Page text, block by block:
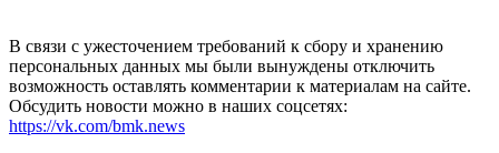
В связи с ужесточением требований к сбору и хранению
персональных данных мы были вынуждены отключить
возможность оставлять комментарии к материалам на сайте.
Обсудить новости можно в наших соцсетях:
https://vk.com/bmk.news